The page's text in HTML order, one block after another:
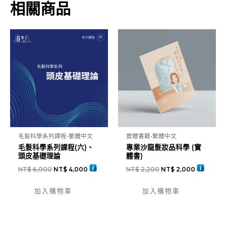
系
列
(三)、
髮
店
販
銷
售
技
巧
相關商品
毛髮科學系列課程-繁體中文
毛髮科學系列課程(六)、
頭皮基礎理論
NT$6,000 NT$ 4,000
加入購物車
實體書籍-繁體中文
專業沙龍髮妝品科學 (實
體書)
NT$2,200 NT$ 2,000
加入購物車